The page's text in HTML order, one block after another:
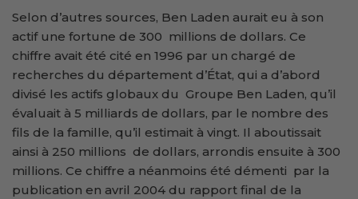
Selon d’autres sources, Ben Laden aurait eu à son
actif une fortune de 300 millions de dollars. Ce
chiffre avait été cité en 1996 par un chargé de
recherches du département d’État, qui a d’abord
divisé les actifs globaux du Groupe Ben Laden, qu’il
évaluait à 5 milliards de dollars, par le nombre des
fils de la famille, qu’il estimait à vingt. Il aboutissait
ainsi à 250 millions de dollars, arrondis ensuite à 300
millions. Ce chiffre a néanmoins été démenti par la
publication en avril 2004 du rapport final de la